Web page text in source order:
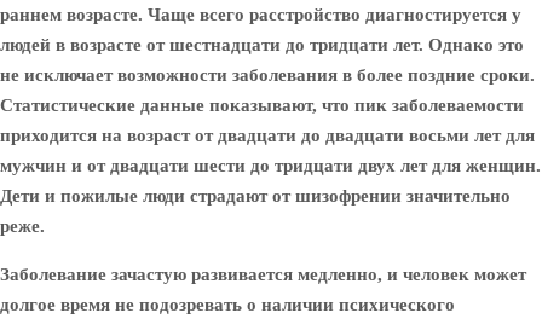
раннем возрасте. Чаще всего расстройство диагностируется у
людей в возрасте от шестнадцати до тридцати лет. Однако это
не исключает возможности заболевания в более поздние сроки.
Статистические данные показывают, что пик заболеваемости
приходится на возраст от двадцати до двадцати восьми лет для
мужчин и от двадцати шести до тридцати двух лет для женщин.
Дети и пожилые люди страдают от шизофрении значительно
реже.
Заболевание зачастую развивается медленно, и человек может
долгое время не подозревать о наличии психического